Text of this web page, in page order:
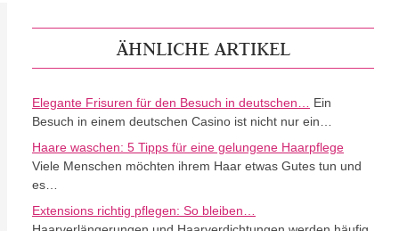
ÄHNLICHE ARTIKEL
Elegante Frisuren für den Besuch in deutschen…
Ein
Besuch in einem deutschen Casino ist nicht nur ein…
Haare waschen: 5 Tipps für eine gelungene Haarpflege
Viele Menschen möchten ihrem Haar etwas Gutes tun und
es…
Extensions richtig pflegen: So bleiben…